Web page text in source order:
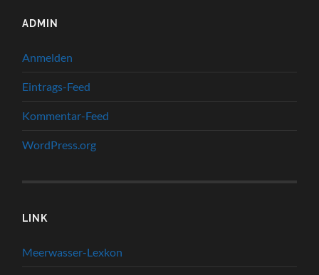
ADMIN
Anmelden
Eintrags-Feed
Kommentar-Feed
WordPress.org
LINK
Meerwasser-Lexkon